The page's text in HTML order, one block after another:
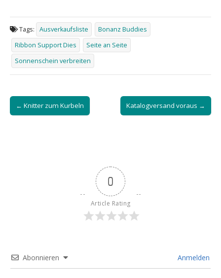
Tags: Ausverkaufsliste
Bonanz Buddies
Ribbon Support Dies
Seite an Seite
Sonnenschein verbreiten
Post
navigation
← Knitter zum Kurbeln Katalogversand voraus →
0
Article Rating
Abonnieren Anmelden